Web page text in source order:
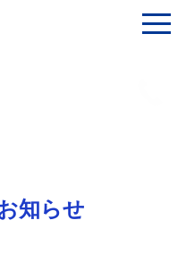
知らせ